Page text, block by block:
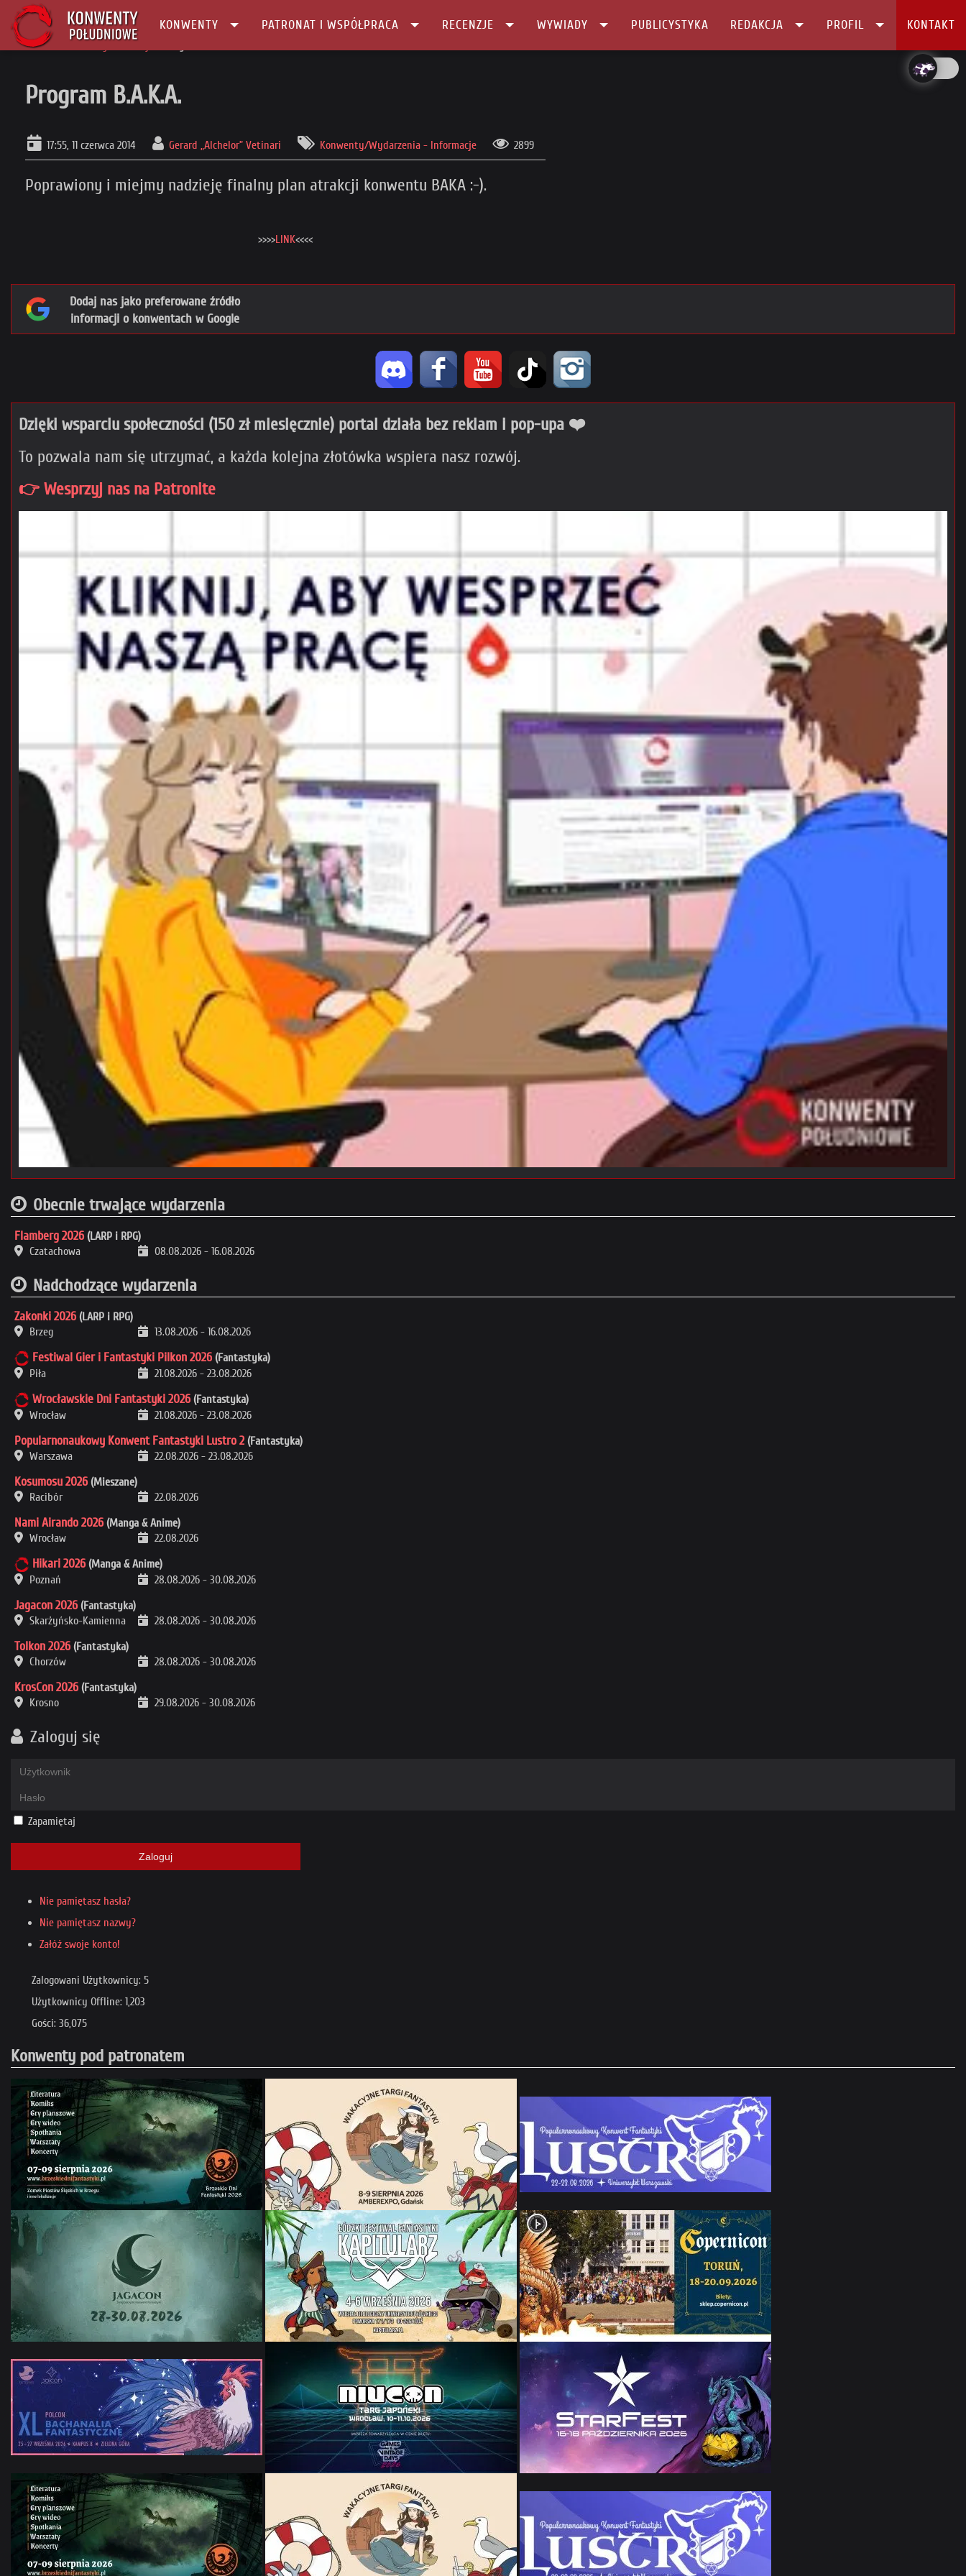
KONWENTY PATRONAT I WSPÓŁPRACA RECENZJE WYWIADY PUBLICYSTYKA REDAKCJA PROFIL KONTAKT
Główna
Program B.A.K.A.
17:55, 11 czerwca 2014 Gerard „Alchelor” Vetinari Konwenty/Wydarzenia - Informacje 2899
Poprawiony i miejmy nadzieję finalny plan atrakcji konwentu BAKA :-).
>>>>LINK<<<<
Dodaj nas jako preferowane źródło
informacji o konwentach w Google
Dzięki wsparciu społeczności (150 zł miesięcznie) portal działa bez reklam i pop-upa ❤️
To pozwala nam się utrzymać, a każda kolejna złotówka wspiera nasz rozwój.
👉 Wesprzyj nas na Patronite
Obecnie trwające wydarzenia
Flamberg 2026 (LARP i RPG)
Czatachowa
08.08.2026 - 16.08.2026
Nadchodzące wydarzenia
Zakonki 2026 (LARP i RPG)
Brzeg
13.08.2026 - 16.08.2026
Festiwal Gier i Fantastyki Pilkon 2026 (Fantastyka)
Piła
21.08.2026 - 23.08.2026
Wrocławskie Dni Fantastyki 2026 (Fantastyka)
Wrocław
21.08.2026 - 23.08.2026
Popularnonaukowy Konwent Fantastyki Lustro 2 (Fantastyka)
Warszawa
22.08.2026 - 23.08.2026
Kosumosu 2026 (Mieszane)
Racibór
22.08.2026
Nami Airando 2026 (Manga & Anime)
Wrocław
22.08.2026
Hikari 2026 (Manga & Anime)
Poznań
28.08.2026 - 30.08.2026
Jagacon 2026 (Fantastyka)
Skarżyńsko-Kamienna
28.08.2026 - 30.08.2026
Tolkon 2026 (Fantastyka)
Chorzów
28.08.2026 - 30.08.2026
KrosCon 2026 (Fantastyka)
Krosno
29.08.2026 - 30.08.2026
Zaloguj się
Zapamiętaj
Zaloguj
Nie pamiętasz hasła?
Nie pamiętasz nazwy?
Załóż swoje konto!
Zalogowani Użytkownicy: 5
Użytkownicy Offline: 1,203
Gości: 36,075
Konwenty pod patronatem